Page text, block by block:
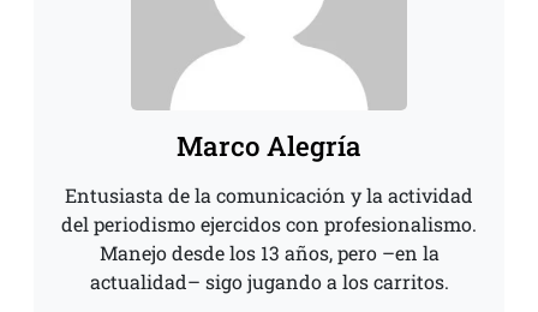
Marco Alegría
Entusiasta de la comunicación y la actividad
del periodismo ejercidos con profesionalismo.
Manejo desde los 13 años, pero –en la
actualidad– sigo jugando a los carritos.